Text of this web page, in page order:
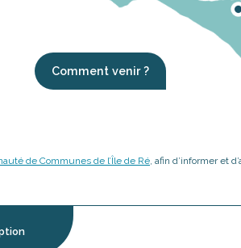
Comment venir ?
de Communes de l’Île de Ré, afin d’informer et